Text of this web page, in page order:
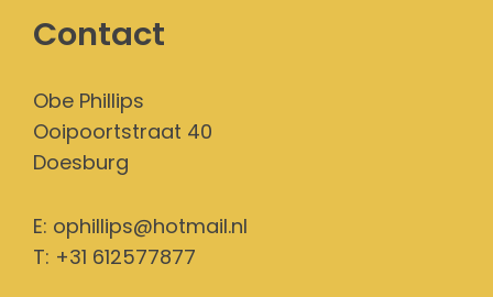
Contact
Obe Phillips
Ooipoortstraat 40
Doesburg
E: ophillips@hotmail.nl
T: +31 612577877